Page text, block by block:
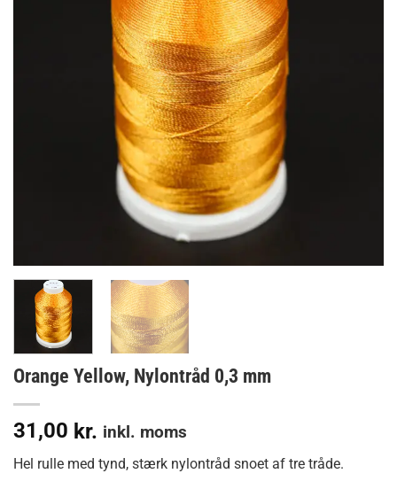
Orange Yellow, Nylontråd 0,3 mm
31,00 kr. inkl. moms
Hel rulle med tynd, stærk nylontråd snoet af tre tråde.